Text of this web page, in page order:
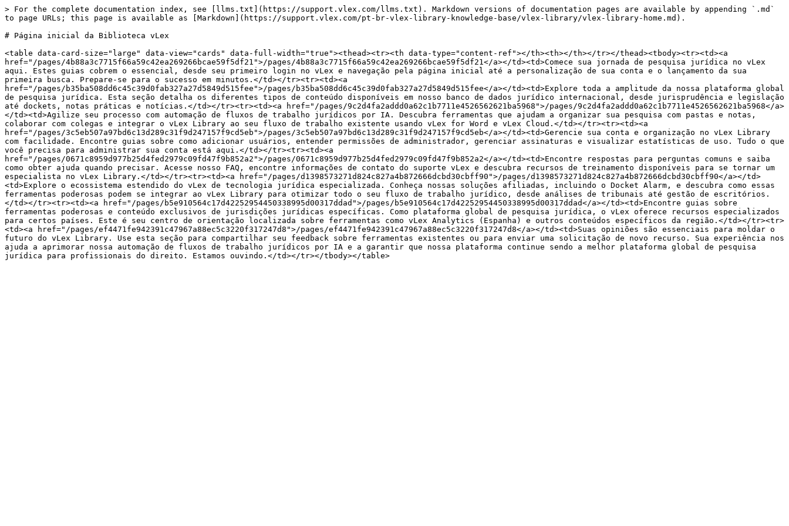
> For the complete documentation index, see [llms.txt](https://support.vlex.com/llms.txt). Markdown versions of documentation pages are available by appending `.md`
to page URLs; this page is available as [Markdown](https://support.vlex.com/pt-br-vlex-library-knowledge-base/vlex-library/vlex-library-home.md).
# Página inicial da Biblioteca vLex
<table data-card-size="large" data-view="cards" data-full-width="true"><thead><tr><th data-type="content-ref"></th><th></th></tr></thead><tbody><tr><td><a
href="/pages/4b88a3c7715f66a59c42ea269266bcae59f5df21">/pages/4b88a3c7715f66a59c42ea269266bcae59f5df21</a></td><td>Comece sua jornada de pesquisa jurídica no vLex
aqui. Estes guias cobrem o essencial, desde seu primeiro login no vLex e navegação pela página inicial até a personalização de sua conta e o lançamento da sua
primeira busca. Prepare-se para o sucesso em minutos.</td></tr><tr><td><a
href="/pages/b35ba508dd6c45c39d0fab327a27d5849d515fee">/pages/b35ba508dd6c45c39d0fab327a27d5849d515fee</a></td><td>Explore toda a amplitude da nossa plataforma global
de pesquisa jurídica. Esta seção detalha os diferentes tipos de conteúdo disponíveis em nosso banco de dados jurídico internacional, desde jurisprudência e legislação
até dockets, notas práticas e notícias.</td></tr><tr><td><a href="/pages/9c2d4fa2addd0a62c1b7711e4526562621ba5968">/pages/9c2d4fa2addd0a62c1b7711e4526562621ba5968</a>
</td><td>Agilize seu processo com automação de fluxos de trabalho jurídicos por IA. Descubra ferramentas que ajudam a organizar sua pesquisa com pastas e notas,
colaborar com colegas e integrar o vLex Library ao seu fluxo de trabalho existente usando vLex for Word e vLex Cloud.</td></tr><tr><td><a
href="/pages/3c5eb507a97bd6c13d289c31f9d247157f9cd5eb">/pages/3c5eb507a97bd6c13d289c31f9d247157f9cd5eb</a></td><td>Gerencie sua conta e organização no vLex Library
com facilidade. Encontre guias sobre como adicionar usuários, entender permissões de administrador, gerenciar assinaturas e visualizar estatísticas de uso. Tudo o que
você precisa para administrar sua conta está aqui.</td></tr><tr><td><a
href="/pages/0671c8959d977b25d4fed2979c09fd47f9b852a2">/pages/0671c8959d977b25d4fed2979c09fd47f9b852a2</a></td><td>Encontre respostas para perguntas comuns e saiba
como obter ajuda quando precisar. Acesse nosso FAQ, encontre informações de contato do suporte vLex e descubra recursos de treinamento disponíveis para se tornar um
especialista no vLex Library.</td></tr><tr><td><a href="/pages/d1398573271d824c827a4b872666dcbd30cbff90">/pages/d1398573271d824c827a4b872666dcbd30cbff90</a></td>
<td>Explore o ecossistema estendido do vLex de tecnologia jurídica especializada. Conheça nossas soluções afiliadas, incluindo o Docket Alarm, e descubra como essas
ferramentas poderosas podem se integrar ao vLex Library para otimizar todo o seu fluxo de trabalho jurídico, desde análises de tribunais até gestão de escritórios.
</td></tr><tr><td><a href="/pages/b5e910564c17d42252954450338995d00317ddad">/pages/b5e910564c17d42252954450338995d00317ddad</a></td><td>Encontre guias sobre
ferramentas poderosas e conteúdo exclusivos de jurisdições jurídicas específicas. Como plataforma global de pesquisa jurídica, o vLex oferece recursos especializados
para certos países. Este é seu centro de orientação localizada sobre ferramentas como vLex Analytics (Espanha) e outros conteúdos específicos da região.</td></tr><tr>
<td><a href="/pages/ef4471fe942391c47967a88ec5c3220f317247d8">/pages/ef4471fe942391c47967a88ec5c3220f317247d8</a></td><td>Suas opiniões são essenciais para moldar o
futuro do vLex Library. Use esta seção para compartilhar seu feedback sobre ferramentas existentes ou para enviar uma solicitação de novo recurso. Sua experiência nos
ajuda a aprimorar nossa automação de fluxos de trabalho jurídicos por IA e a garantir que nossa plataforma continue sendo a melhor plataforma global de pesquisa